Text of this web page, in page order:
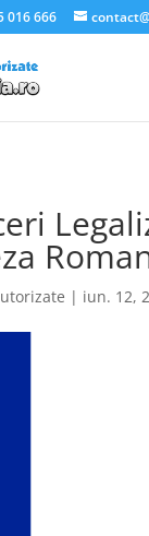
{
016 666
| iun. 12,